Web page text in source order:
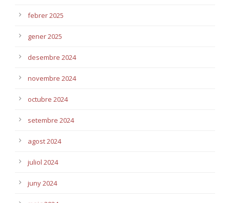
febrer 2025
gener 2025
desembre 2024
novembre 2024
octubre 2024
setembre 2024
agost 2024
juliol 2024
juny 2024